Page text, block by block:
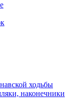
ходьбы
наконечники